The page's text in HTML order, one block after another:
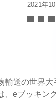
2021年
輸送の世界
、eブッキン